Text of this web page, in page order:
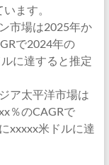
ます。
市場は2025年か
で2024年の
に達すると推定
ア太平洋市場は
％のCAGRで
xxxxx米ドルに達